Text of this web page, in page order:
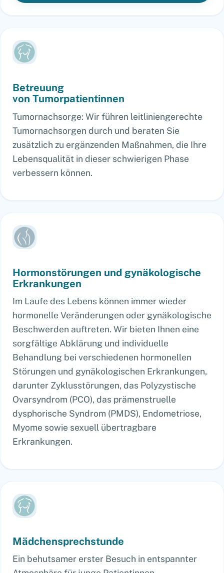
Betreuung
von Tumorpatientinnen
Tumornachsorge: Wir führen leitliniengerechte
Tumornachsorgen durch und beraten Sie
zusätzlich zu ergänzenden Maßnahmen, die Ihre
Lebensqualität in dieser schwierigen Phase
verbessern können.
Hormonstörungen und gynäkologische
Erkrankungen
Im Laufe des Lebens können immer wieder
hormonelle Veränderungen oder gynäkologische
Beschwerden auftreten. Wir bieten Ihnen eine
sorgfältige Abklärung und individuelle
Behandlung bei verschiedenen hormonellen
Störungen und gynäkologischen Erkrankungen,
darunter Zyklusstörungen, das Polyzystische
Ovarsyndrom (PCO), das prämenstruelle
dysphorische Syndrom (PMDS), Endometriose,
Myome sowie sexuell übertragbare
Erkrankungen.
Mädchensprech­stunde
Ein behutsamer erster Besuch in entspannter